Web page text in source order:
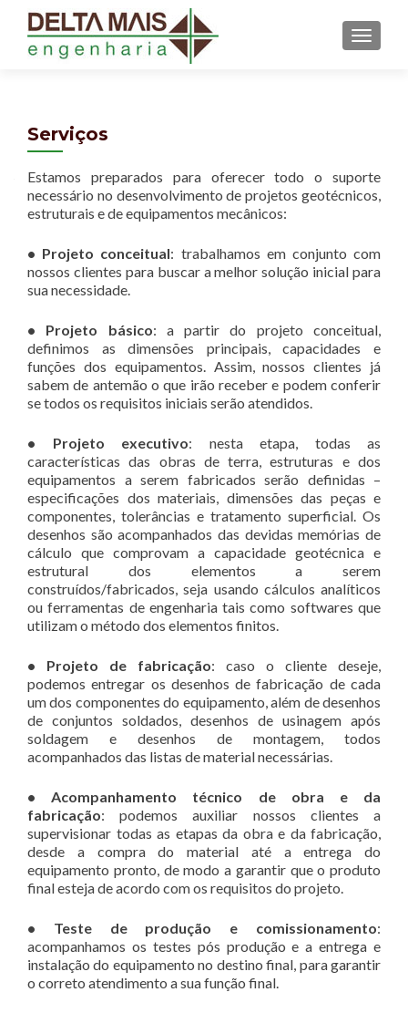
MENU
Serviços
Estamos preparados para oferecer todo o suporte
necessário no desenvolvimento de projetos geotécnicos,
estruturais e de equipamentos mecânicos:
• Projeto conceitual: trabalhamos em conjunto com
nossos clientes para buscar a melhor solução inicial para
sua necessidade.
• Projeto básico: a partir do projeto conceitual,
definimos as dimensões principais, capacidades e
funções dos equipamentos. Assim, nossos clientes já
sabem de antemão o que irão receber e podem conferir
se todos os requisitos iniciais serão atendidos.
• Projeto executivo: nesta etapa, todas as
características das obras de terra, estruturas e dos
equipamentos a serem fabricados serão definidas –
especificações dos materiais, dimensões das peças e
componentes, tolerâncias e tratamento superficial. Os
desenhos são acompanhados das devidas memórias de
cálculo que comprovam a capacidade geotécnica e
estrutural dos elementos a serem
construídos/fabricados, seja usando cálculos analíticos
ou ferramentas de engenharia tais como softwares que
utilizam o método dos elementos finitos.
• Projeto de fabricação: caso o cliente deseje,
podemos entregar os desenhos de fabricação de cada
um dos componentes do equipamento, além de desenhos
de conjuntos soldados, desenhos de usinagem após
soldagem e desenhos de montagem, todos
acompanhados das listas de material necessárias.
• Acompanhamento técnico de obra e da
fabricação: podemos auxiliar nossos clientes a
supervisionar todas as etapas da obra e da fabricação,
desde a compra do material até a entrega do
equipamento pronto, de modo a garantir que o produto
final esteja de acordo com os requisitos do projeto.
• Teste de produção e comissionamento:
acompanhamos os testes pós produção e a entrega e
instalação do equipamento no destino final, para garantir
o correto atendimento a sua função final.